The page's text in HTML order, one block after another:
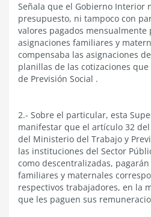
Señala que el Gobierno Interior
presupuesto, ni tampoco con
valores pagados mensualmente
asignaciones familiares y
compensaba las asignaciones
planillas de las cotizaciones
de Previsión Social .
2.- Sobre el particular, esta
manifestar que el artículo 32 del
del Ministerio del Trabajo y
las instituciones del Sector
como descentralizadas,
familiares y maternales
respectivos trabajadores, en la
que les paguen sus